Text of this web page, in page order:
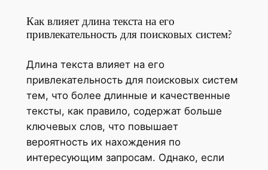
Как влияет длина текста на его
привлекательность для поисковых систем?
Длина текста влияет на его
привлекательность для поисковых систем
тем, что более длинные и качественные
тексты, как правило, содержат больше
ключевых слов, что повышает
вероятность их нахождения по
интересующим запросам. Однако, если